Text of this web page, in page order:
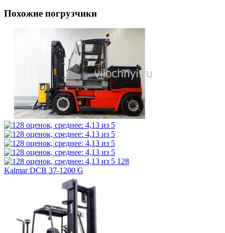
Похожие погрузчики
128
Kalmar DCB 37-1200 G